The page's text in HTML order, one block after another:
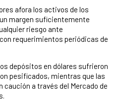
afora los activos de los
margen suficientemente
riesgo ante
requerimientos periódicas de
depósitos en dólares sufrieron
pesificados, mientras que las
caución a través del Mercado de